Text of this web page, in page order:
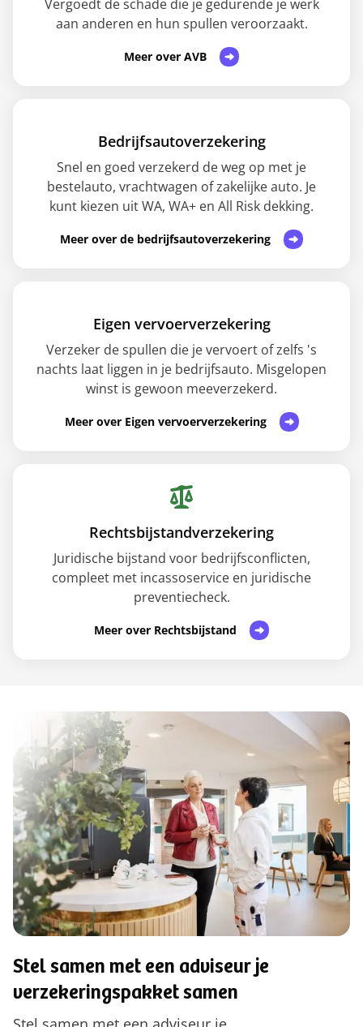
Vergoedt de schade die je gedurende je werk
aan anderen en hun spullen veroorzaakt.
Meer over AVB
Bedrijfsautoverzekering
Snel en goed verzekerd de weg op met je
bestelauto, vrachtwagen of zakelijke auto. Je
kunt kiezen uit WA, WA+ en All Risk dekking.
Meer over de bedrijfsautoverzekering
Eigen vervoerverzekering
Verzeker de spullen die je vervoert of zelfs 's
nachts laat liggen in je bedrijfsauto. Misgelopen
winst is gewoon meeverzekerd.
Meer over Eigen vervoerverzekering
Rechtsbijstandverzekering
Juridische bijstand voor bedrijfsconflicten,
compleet met incassoservice en juridische
preventiecheck.
Meer over Rechtsbijstand
Stel samen met een adviseur je
verzekeringspakket samen